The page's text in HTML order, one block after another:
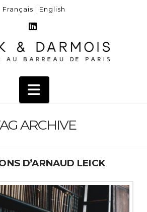
Français | English
LinkedIn
Navigation
ARCHIVE
D’ARNAUD LEICK